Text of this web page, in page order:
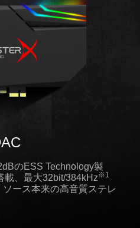
のESS Technology製
載、最大32bit/384kHz※1
ース本来の高音質ステレ